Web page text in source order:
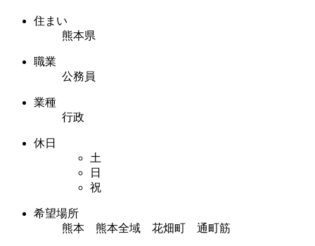
住まい
熊本県
職業
公務員
業種
行政
休日
土
日
祝
希望場所
熊本 熊本全域 花畑町 通町筋